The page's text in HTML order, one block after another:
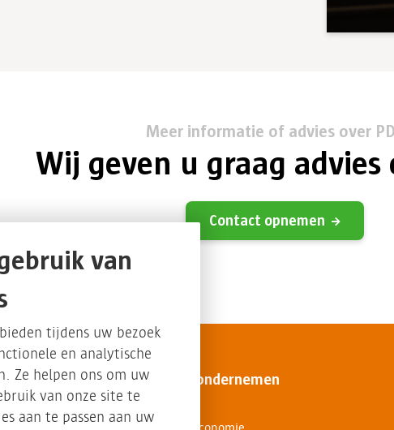
Meer informatie of advies over
Wij geven u graag advies
Contact opnemen
Circulair ondernemen
Circulaire economie
van
tijdens uw bezoek
en analytische
Ze helpen ons om uw
van onze site te
aan te passen aan uw